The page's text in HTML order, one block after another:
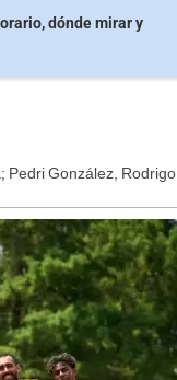
dónde mirar y
Pedri González, Rodrigo